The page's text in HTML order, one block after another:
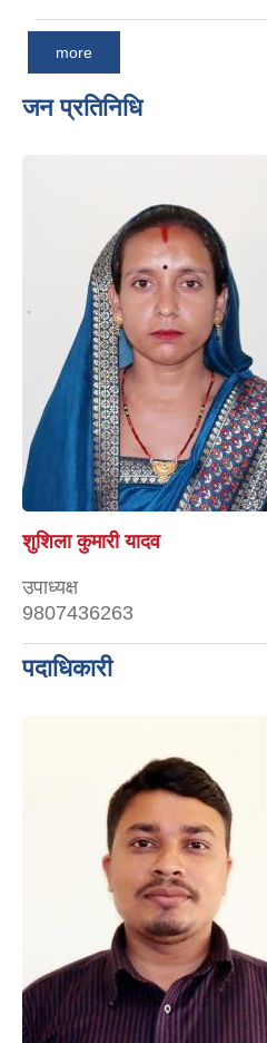
more
जन प्रतिनिधि
शुशिला कुमारी यादव
उपाध्यक्ष
9807436263
पदाधिकारी